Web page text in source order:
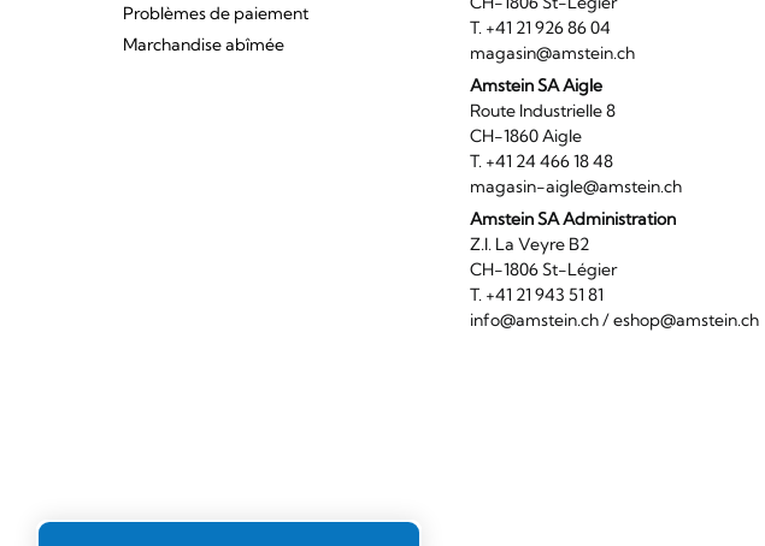
Problèmes de paiement
Marchandise abîmée
T. +41 21 926 86 04
magasin@amstein.ch
Amstein SA Aigle
Route Industrielle 8
CH-1860 Aigle
T. +41 24 466 18 48
magasin-aigle@amstein.ch
Amstein SA Administration
Z.I. La Veyre B2
CH-1806 St-Légier
T. +41 21 943 51 81
info@amstein.ch/eshop@amstein.ch